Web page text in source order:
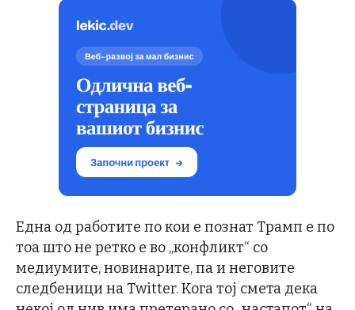
Една од работите по кои е познат Трамп е по
тоа што не ретко е во „конфликт“ со
медиумите, новинарите, па и неговите
следбеници на Twitter. Кога тој смета дека